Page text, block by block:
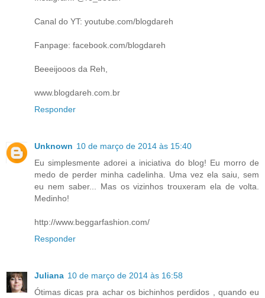
Canal do YT: youtube.com/blogdareh
Fanpage: facebook.com/blogdareh
Beeeijooos da Reh,
www.blogdareh.com.br
Responder
Unknown 10 de março de 2014 às 15:40
Eu simplesmente adorei a iniciativa do blog! Eu morro de
medo de perder minha cadelinha. Uma vez ela saiu, sem
eu nem saber... Mas os vizinhos trouxeram ela de volta.
Medinho!
http://www.beggarfashion.com/
Responder
Juliana 10 de março de 2014 às 16:58
Ótimas dicas pra achar os bichinhos perdidos , quando eu